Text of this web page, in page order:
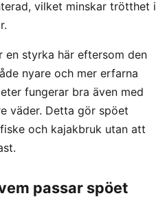
vilket minskar trötthet i
en styrka här eftersom den
nyare och mer erfarna
fungerar bra även med
väder. Detta gör spöet
och kajakbruk utan att
passar spöet